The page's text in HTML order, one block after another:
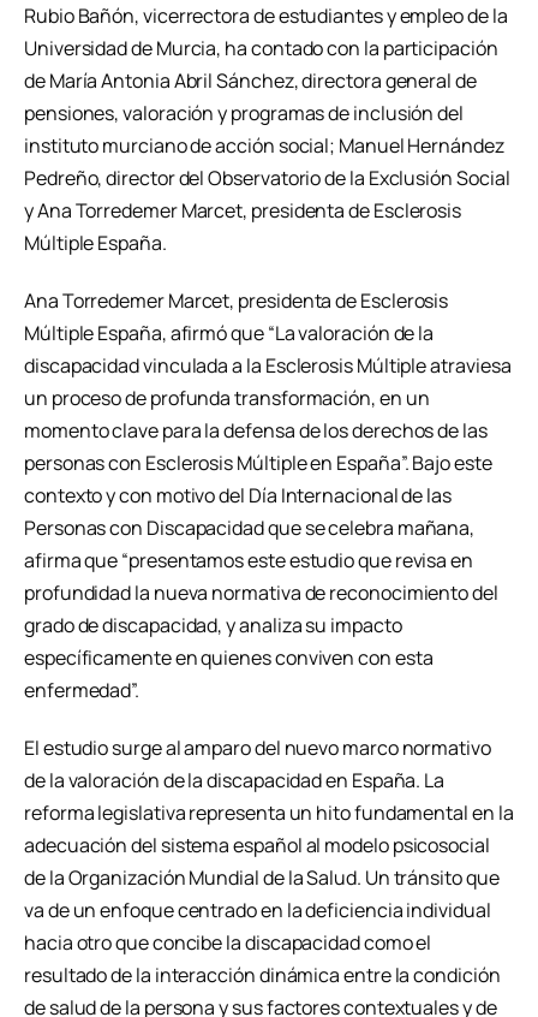
Rubio Bañón, vicerrectora de estudiantes y empleo de la
Universidad de Murcia, ha contado con la participación
de María Antonia Abril Sánchez, directora general de
pensiones, valoración y programas de inclusión del
instituto murciano de acción social; Manuel Hernández
Pedreño, director del Observatorio de la Exclusión Social
y Ana Torredemer Marcet, presidenta de Esclerosis
Múltiple España.
Ana Torredemer Marcet, presidenta de Esclerosis
Múltiple España, afirmó que “La valoración de la
discapacidad vinculada a la Esclerosis Múltiple atraviesa
un proceso de profunda transformación, en un
momento clave para la defensa de los derechos de las
personas con Esclerosis Múltiple en España”. Bajo este
contexto y con motivo del Día Internacional de las
Personas con Discapacidad que se celebra mañana,
afirma que “presentamos este estudio que revisa en
profundidad la nueva normativa de reconocimiento del
grado de discapacidad, y analiza su impacto
específicamente en quienes conviven con esta
enfermedad”.
El estudio surge al amparo del nuevo marco normativo
de la valoración de la discapacidad en España. La
reforma legislativa representa un hito fundamental en la
adecuación del sistema español al modelo psicosocial
de la Organización Mundial de la Salud. Un tránsito que
va de un enfoque centrado en la deficiencia individual
hacia otro que concibe la discapacidad como el
resultado de la interacción dinámica entre la condición
de salud de la persona y sus factores contextuales y de